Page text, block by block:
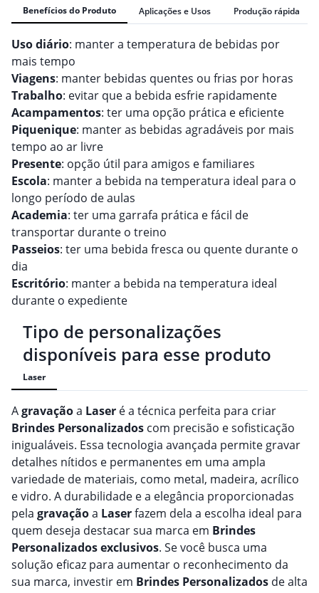
Benefícios do Produto Aplicações e Usos Produção rápida
Uso diário: manter a temperatura de bebidas por
mais tempo
Viagens: manter bebidas quentes ou frias por horas
Trabalho: evitar que a bebida esfrie rapidamente
Acampamentos: ter uma opção prática e eficiente
Piquenique: manter as bebidas agradáveis por mais
tempo ao ar livre
Presente: opção útil para amigos e familiares
Escola: manter a bebida na temperatura ideal para o
longo período de aulas
Academia: ter uma garrafa prática e fácil de
transportar durante o treino
Passeios: ter uma bebida fresca ou quente durante o
dia
Escritório: manter a bebida na temperatura ideal
durante o expediente
Tipo de personalizações
disponíveis para esse produto
Laser
Agravaçãoa Laser é a técnica perfeita para criar
Brindes Personalizados com precisão e sofisticação
inigualáveis. Essa tecnologia avançada permite gravar
detalhes nítidos e permanentes em uma ampla
variedade de materiais, como metal, madeira, acrílico
e vidro. A durabilidade e a elegância proporcionadas
pela gravaçãoa Laserfazem dela a escolha ideal para
quem deseja destacar sua marca em Brindes
Personalizadosexclusivos. Se você busca uma
solução eficaz para aumentar o reconhecimento da
sua marca, investir em Brindes Personalizados de alta